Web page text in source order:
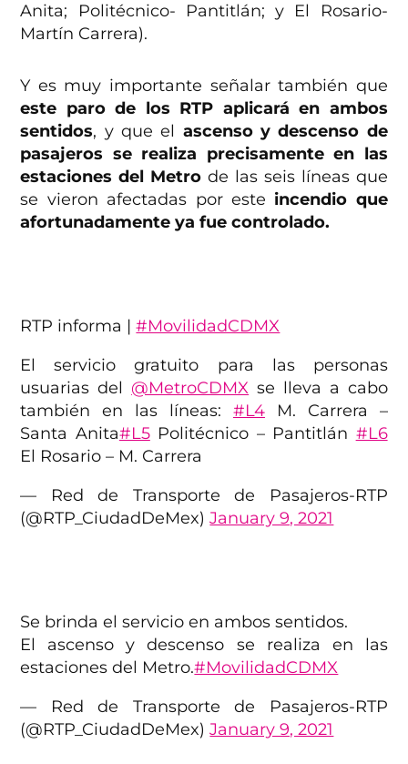
Anita; Politécnico- Pantitlán; y El Rosario-
Martín Carrera).
Y es muy importante señalar también que
este paro de los RTP aplicará en ambos
sentidos, y que el ascenso y descenso de
pasajeros se realiza precisamente en las
estaciones del Metro de las seis líneas que
se vieron afectadas por este incendio que
afortunadamente ya fue controlado.
RTP informa |#MovilidadCDMX
El servicio gratuito para las personas
usuarias del @MetroCDMX se lleva a cabo
también en las líneas: #L4M. Carrera –
Santa Anita#L5Politécnico – Pantitlán #L6
El Rosario – M. Carrera
— Red de Transporte de Pasajeros-RTP
(@RTP_CiudadDeMex)January 9, 2021
Se brinda el servicio en ambos sentidos.
El ascenso y descenso se realiza en las
estaciones del Metro.#MovilidadCDMX
— Red de Transporte de Pasajeros-RTP
(@RTP_CiudadDeMex)January 9, 2021